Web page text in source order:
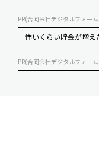
PR(合同会社デジタルファー
「怖いくらい貯金が増
PR(合同会社デジタルファー